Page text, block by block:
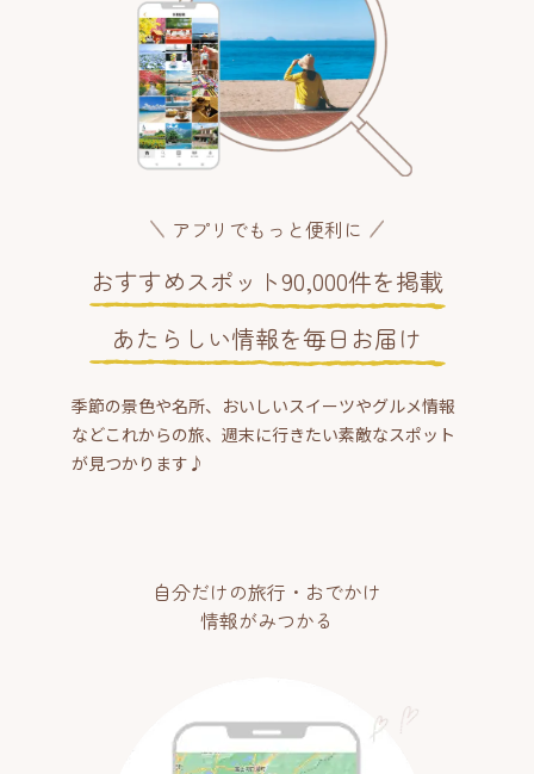
アプリでもっと便利に
おすすめスポット90,000件を掲載
あたらしい情報を毎日お届け
季節の景色や名所、おいしいスイーツやグルメ情報
などこれからの旅、週末に行きたい素敵なスポット
が見つかります♪
自分だけの旅行・おでかけ
情報がみつかる